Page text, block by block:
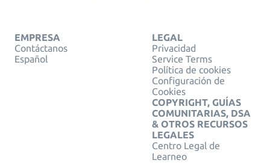
EMPRESA
Contáctanos
Español
LEGAL
Privacidad
Service Terms
Política de cookies
Configuración de
Cookies
COPYRIGHT, GUÍAS
COMUNITARIAS, DSA
& OTROS RECURSOS
LEGALES
Centro Legal de
Learneo